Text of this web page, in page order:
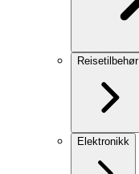
Reisetilbehør
Elektronikk